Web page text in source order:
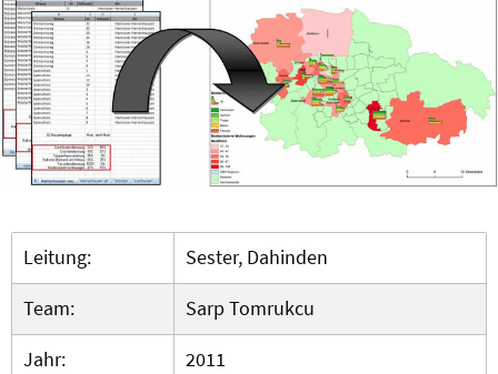
Leitung:
Sester, Dahinden
Team:
Sarp Tomrukcu
Jahr:
2011